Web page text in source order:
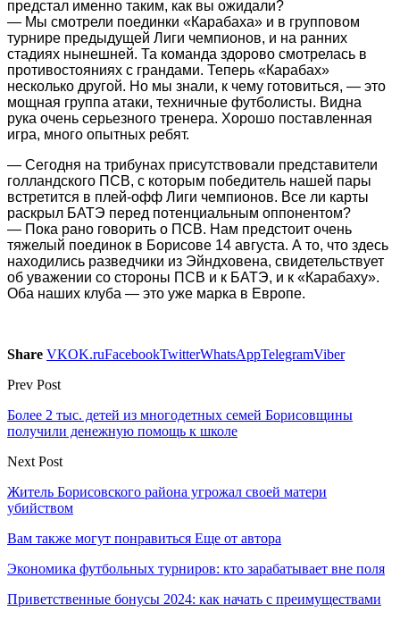
предстал именно таким, как вы ожидали?
— Мы смотрели поединки «Карабаха» и в групповом
турнире предыдущей Лиги чемпионов, и на ранних
стадиях нынешней. Та команда здорово смотрелась в
противостояниях с грандами. Теперь «Карабах»
несколько другой. Но мы знали, к чему готовиться, — это
мощная группа атаки, техничные футболисты. Видна
рука очень серьезного тренера. Хорошо поставленная
игра, много опытных ребят.
— Сегодня на трибунах присутствовали представители
голландского ПСВ, с которым победитель нашей пары
встретится в плей-офф Лиги чемпионов. Все ли карты
раскрыл БАТЭ перед потенциальным оппонентом?
— Пока рано говорить о ПСВ. Нам предстоит очень
тяжелый поединок в Борисове 14 августа. А то, что здесь
находились разведчики из Эйндховена, свидетельствует
об уважении со стороны ПСВ и к БАТЭ, и к «Карабаху».
Оба наших клуба — это уже марка в Европе.
Share VKOK.ruFacebookTwitterWhatsAppTelegramViber
Prev Post
Более 2 тыс. детей из многодетных семей Борисовщины
получили денежную помощь к школе
Next Post
Житель Борисовского района угрожал своей матери
убийством
Вам также могут понравиться Еще от автора
Экономика футбольных турниров: кто зарабатывает вне поля
Приветственные бонусы 2024: как начать с преимуществами